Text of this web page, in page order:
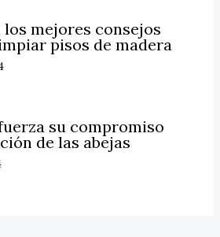
mejores consejos
pisos de madera
su compromiso
de las abejas